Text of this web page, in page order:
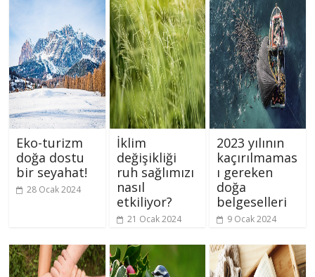
Eko-turizm
doğa dostu
bir seyahat!
28 Ocak 2024
İklim
değişikliği
ruh sağlımızı
nasıl
etkiliyor?
21 Ocak 2024
2023 yılının
kaçırılmamas
ı gereken
doğa
belgeselleri
9 Ocak 2024